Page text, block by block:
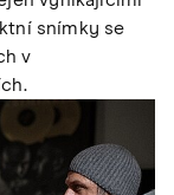
snímky se
v